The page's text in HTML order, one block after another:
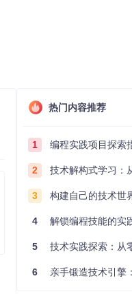
热门内容推荐
1 编程实践项目探索指南：
2 技术解构式学习：从0到1
3 构建自己的技术世界：build-
4 解锁编程技能的实践之旅：
5 技术实践探索：从零开始构
6 亲手锻造技术引擎：从0到1